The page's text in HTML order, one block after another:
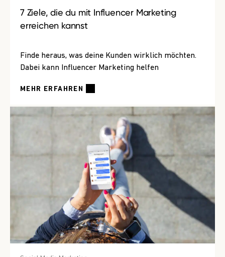
7 Ziele, die du mit Influencer Marketing
erreichen kannst
Finde heraus, was deine Kunden wirklich möchten.
Dabei kann Influencer Marketing helfen
MEHR ERFAHREN